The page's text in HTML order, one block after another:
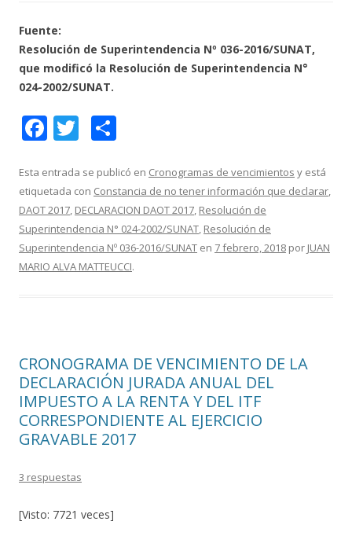
Fuente:
Resolución de Superintendencia Nº 036-2016/SUNAT,
que modificó la Resolución de Superintendencia N°
024-2002/SUNAT.
F
e
b
o
o
k
T
itt
er
m
p
ar
ti
r
Esta entrada se publicó en Cronogramas de vencimientos y está
etiquetada con Constancia de no tener información que declarar,
DAOT 2017, DECLARACION DAOT 2017, Resolución de
Superintendencia N° 024-2002/SUNAT, Resolución de
Superintendencia Nº 036-2016/SUNAT en 7 febrero, 2018 por JUAN
MARIO ALVA MATTEUCCI.
CRONOGRAMA DE VENCIMIENTO DE LA
DECLARACIÓN JURADA ANUAL DEL
IMPUESTO A LA RENTA Y DEL ITF
CORRESPONDIENTE AL EJERCICIO
GRAVABLE 2017
3 respuestas
[Visto: 7721 veces]